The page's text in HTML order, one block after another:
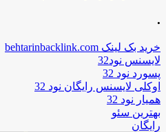
.
خرید بک لینک behtarinbacklink.com
لایسنس نود32
پسورد نود 32
اوکلی لایسنس رایگان نود 32
همیار نود 32
بهترین سئو
رایگان